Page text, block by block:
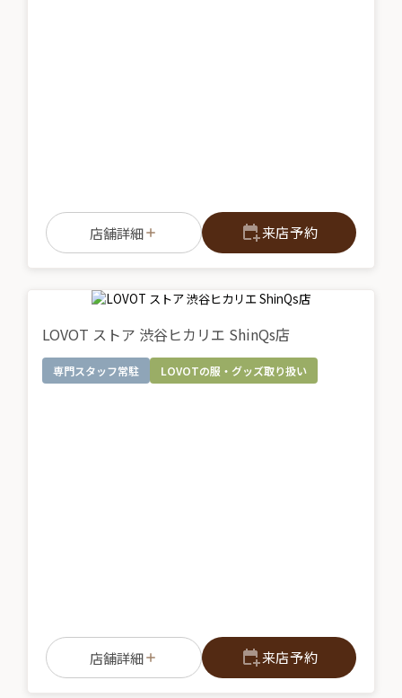
店舗詳細 来店予約
LOVOT ストア 渋谷ヒカリエ ShinQs店
専門スタッフ常駐 LOVOTの服・グッズ取り扱い
店舗詳細 来店予約